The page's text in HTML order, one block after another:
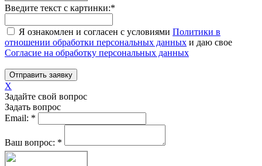
Введите текст с картинки:*
Я ознакомлен и согласен с условиями Политики в
отношении обработки персональных данных и даю свое
Согласие на обработку персональных данных
Отправить заявку
X
Задайте свой вопрос
Задать вопрос
Email: *
Ваш вопрос: *